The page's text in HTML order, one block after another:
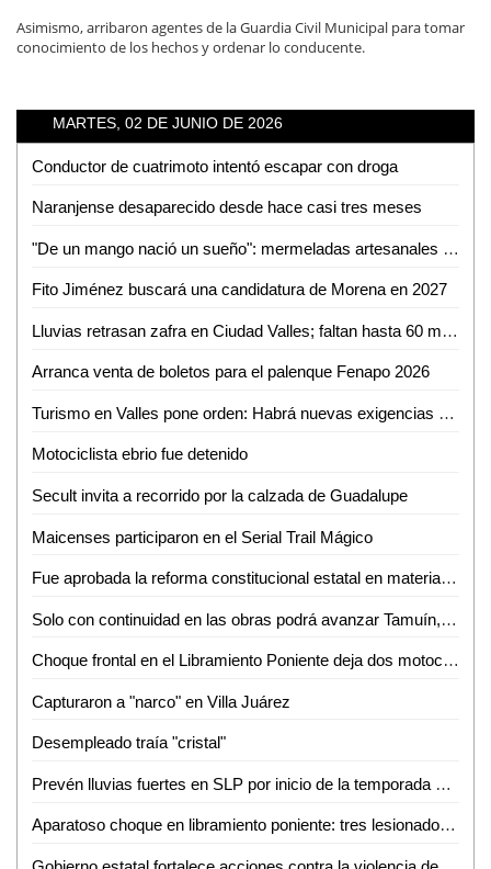
Asimismo, arribaron agentes de la Guardia Civil Municipal para tomar
conocimiento de los hechos y ordenar lo conducente.
MARTES, 02 DE JUNIO DE 2026
Conductor de cuatrimoto intentó escapar con droga
Naranjense desaparecido desde hace casi tres meses
"De un mango nació un sueño": mermeladas artesanales de Cerritos ya llegan hasta EUA
Fito Jiménez buscará una candidatura de Morena en 2027
Lluvias retrasan zafra en Ciudad Valles; faltan hasta 60 mil toneladas por cosechar
Arranca venta de boletos para el palenque Fenapo 2026
Turismo en Valles pone orden: Habrá nuevas exigencias para Airbnb, guías y parajes
Motociclista ebrio fue detenido
Secult invita a recorrido por la calzada de Guadalupe
Maicenses participaron en el Serial Trail Mágico
Fue aprobada la reforma constitucional estatal en materia electoral
Solo con continuidad en las obras podrá avanzar Tamuín, afirma exalcalde
Choque frontal en el Libramiento Poniente deja dos motociclistas inconscientes
Capturaron a "narco" en Villa Juárez
Desempleado traía "cristal"
Prevén lluvias fuertes en SLP por inicio de la temporada de huracanes
Aparatoso choque en libramiento poniente: tres lesionados, dos de ellos graves